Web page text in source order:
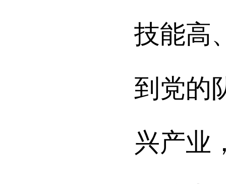
技能高
到党的
兴产业